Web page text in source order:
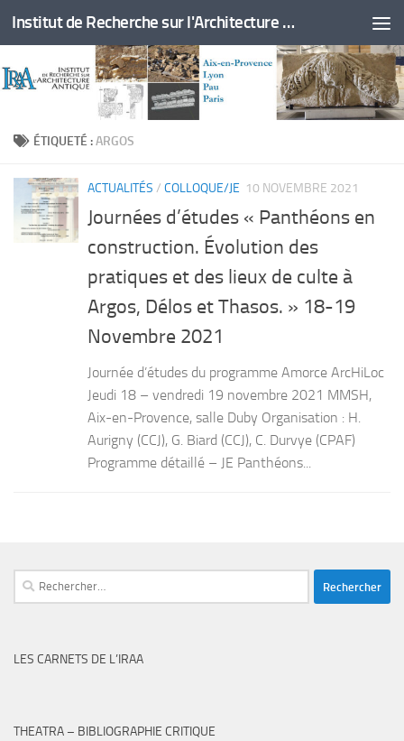
Skip to content Institut de Recherche sur l'Architecture Antique
ÉTIQUETÉ :ARGOS
ACTUALITÉS / COLLOQUE/JE 10 NOVEMBRE 2021
Journées d’études « Panthéons en
construction. Évolution des
pratiques et des lieux de culte à
Argos, Délos et Thasos. » 18-19
Novembre 2021
Journée d’études du programme Amorce ArcHiLoc
Jeudi 18 – vendredi 19 novembre 2021 MMSH,
Aix-en-Provence, salle Duby Organisation : H.
Aurigny (CCJ), G. Biard (CCJ), C. Durvye (CPAF)
Programme détaillé – JE Panthéons...
Rechercher :
LES CARNETS DE L’IRAA
THEATRA – BIBLIOGRAPHIE CRITIQUE